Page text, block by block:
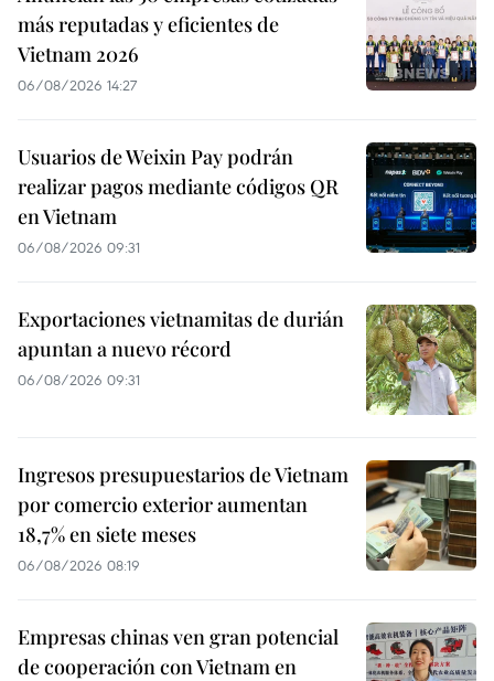
más reputadas y eficientes de
Vietnam 2026
06/08/2026 14:27
Usuarios de Weixin Pay podrán
realizar pagos mediante códigos QR
en Vietnam
06/08/2026 09:31
Exportaciones vietnamitas de durián
apuntan a nuevo récord
06/08/2026 09:31
Ingresos presupuestarios de Vietnam
por comercio exterior aumentan
18,7% en siete meses
06/08/2026 08:19
Empresas chinas ven gran potencial
de cooperación con Vietnam en